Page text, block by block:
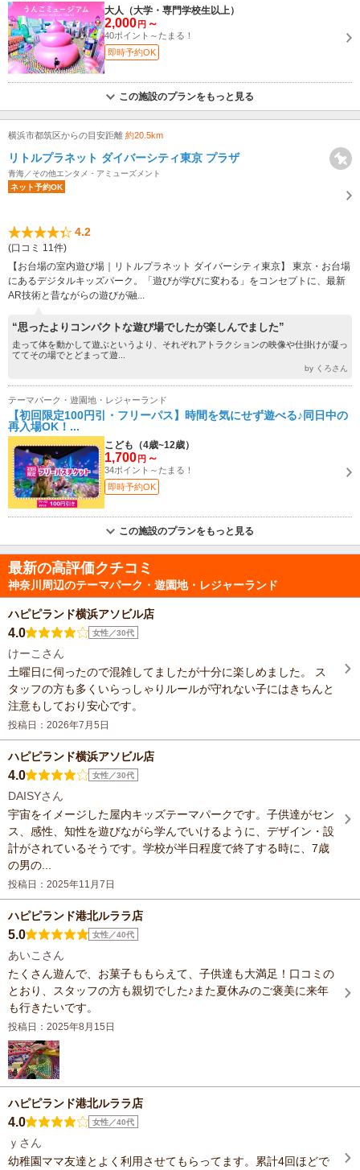
大人（大学・専門学校生以上）
2,000 円 ～
40ポイント～たまる！
即時予約OK
この施設のプランをもっと見る
横浜市都筑区からの目安距離 約20.5km
リトルプラネット ダイバーシティ東京 プラザ
青海／その他エンタメ・アミューズメント
ネット予約OK
4.2
(口コミ 11件)
【お台場の室内遊び場｜リトルプラネット ダイバーシティ東京】 東京・お台場
にあるデジタルキッズパーク。「遊びが学びに変わる」をコンセプトに、最新
AR技術と昔ながらの遊びが融...
“思ったよりコンパクトな遊び場でしたが楽しんでました”
走って体を動かして遊ぶというより、それぞれアトラクションの映像や仕掛けが凝っ
ててその場でとどまって遊...
by くろさん
テーマパーク・遊園地・レジャーランド
【初回限定100円引・フリーパス】時間を気にせず遊べる♪同日中の
再入場OK！...
こども（4歳~12歳）
1,700 円 ～
34ポイント～たまる！
即時予約OK
この施設のプランをもっと見る
最新の高評価クチコミ
神奈川周辺のテーマパーク・遊園地・レジャーランド
ハピピランド横浜アソビル店
4.0 女性／30代
けーこさん
土曜日に伺ったので混雑してましたが十分に楽しめました。 ス
タッフの方も多くいらっしゃりルールが守れない子にはきちんと
注意もしており安心です。
投稿日：2026年7月5日
ハピピランド横浜アソビル店
4.0 女性／30代
DAISYさん
宇宙をイメージした屋内キッズテーマパークです。子供達がセン
ス、感性、知性を遊びながら学んでいけるように、デザイン・設
計がされているそうです。学校が半日程度で終了する時に、7歳
の男の...
投稿日：2025年11月7日
ハピピランド港北ルララ店
5.0 女性／40代
あいこさん
たくさん遊んで、お菓子ももらえて、子供達も大満足！口コミの
とおり、スタッフの方も親切でした♪また夏休みのご褒美に来年
も行きたいです。
投稿日：2025年8月15日
ハピピランド港北ルララ店
4.0 女性／40代
ｙさん
幼稚園ママ友達とよく利用させてもらってます。累計4回ほどで